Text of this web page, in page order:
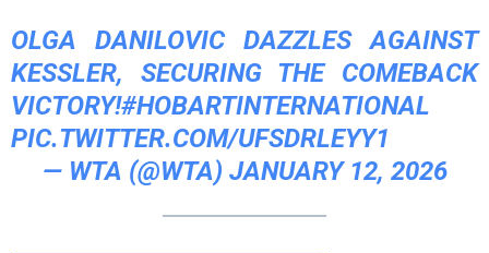
OLGA DANILOVIC DAZZLES AGAINST
KESSLER, SECURING THE COMEBACK
VICTORY!#HOBARTINTERNATIONAL
PIC.TWITTER.COM/UFSDRLEYY1
— WTA (@WTA) JANUARY 12, 2026